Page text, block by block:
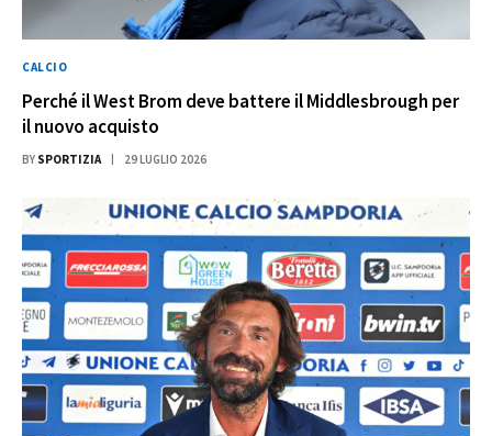
CALCIO
Perché il West Brom deve battere il Middlesbrough per
il nuovo acquisto
BY SPORTIZIA 29 LUGLIO 2026